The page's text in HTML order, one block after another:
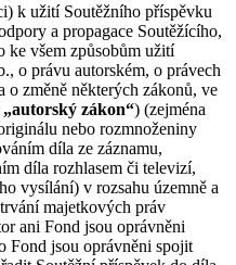
k užití Soutěžního příspěvku
a propagace Soutěžícího,
ke všem způsobům užití
o právu autorském, o právech
změně některých zákonů, ve
„autorský zákon“) (zejména
nebo rozmnoženiny
díla ze záznamu,
díla rozhlasem či televizí,
vysílání) v rozsahu územně a
majetkových práv
ani Fond jsou oprávněni
Fond jsou oprávněni spojit